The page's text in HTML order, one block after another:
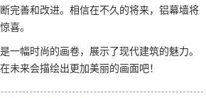
完善和改进。相信在不久的将来，铝幕墙将
喜。
一幅时尚的画卷，展示了现代建筑的魅力。
未来会描绘出更加美丽的画面吧！